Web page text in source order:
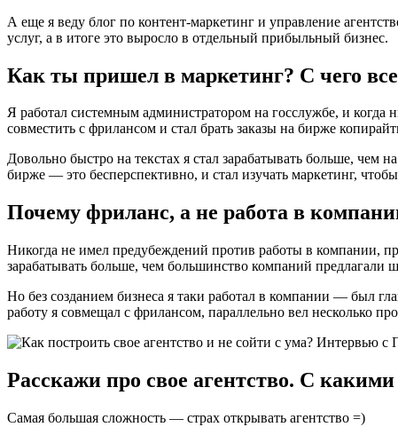
А еще я веду блог по контент-маркетинг и управление
услуг, а в итоге это выросло в отдельный прибыльный бизнес.
Как ты пришел в маркетинг? С чего
Я работал системным администратором на госслужбе, и
совместить с фрилансом и стал брать заказы на бирже
Довольно быстро на текстах я стал зарабатывать больше,
бирже — это бесперспективно, и стал изучать маркетинг,
Почему фриланс, а не работа в
Никогда не имел предубеждений против работы в компании,
зарабатывать больше, чем большинство компаний
Но без созданием бизнеса я таки работал в компании — был
работу я совмещал с фрилансом, параллельно вел несколько
Расскажи про свое агентство. С
Самая большая сложность — страх открывать агентство =)